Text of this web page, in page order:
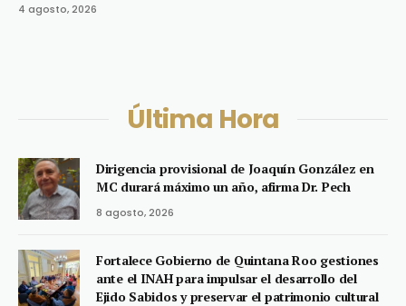
4 agosto, 2026
Última Hora
Dirigencia provisional de Joaquín González en
MC durará máximo un año, afirma Dr. Pech
8 agosto, 2026
Fortalece Gobierno de Quintana Roo gestiones
ante el INAH para impulsar el desarrollo del
Ejido Sabidos y preservar el patrimonio cultural